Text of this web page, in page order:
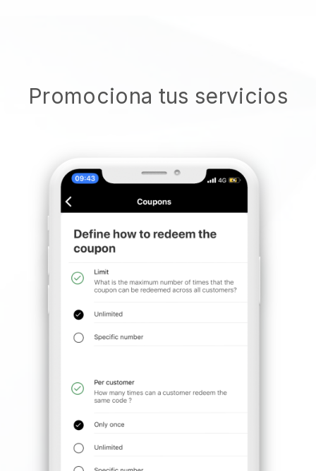
Promociona tus servicios